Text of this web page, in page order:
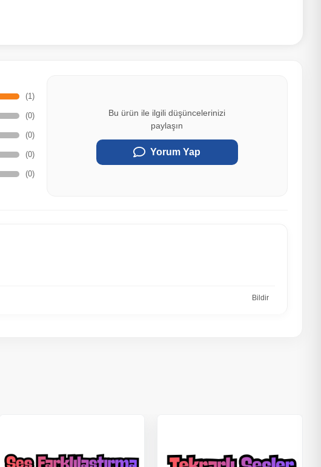
(1)
(0)
(0)
(0)
(0)
Bu ürün ile ilgili düşüncelerinizi
paylaşın
Yorum Yap
Bildir